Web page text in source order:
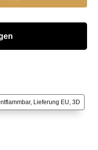
Lieferung EU, 3D